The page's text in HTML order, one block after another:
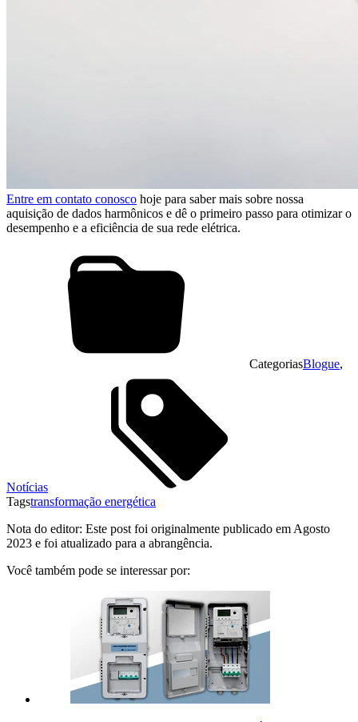
Entre em contato conosco hoje para saber mais sobre nossa
aquisição de dados harmônicos e dê o primeiro passo para otimizar o
desempenho e a eficiência de sua rede elétrica.
CategoriasBlogue,
Notícias
Tagstransformação energética
Nota do editor: Este post foi originalmente publicado em Agosto
2023 e foi atualizado para a abrangência.
Você também pode se interessar por: